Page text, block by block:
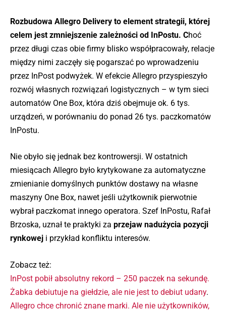
Rozbudowa Allegro Delivery to element strategii, której
celem jest zmniejszenie zależności od InPostu. Choć
przez długi czas obie firmy blisko współpracowały, relacje
między nimi zaczęły się pogarszać po wprowadzeniu
przez InPost podwyżek. W efekcie Allegro przyspieszyło
rozwój własnych rozwiązań logistycznych – w tym sieci
automatów One Box, która dziś obejmuje ok. 6 tys.
urządzeń, w porównaniu do ponad 26 tys. paczkomatów
InPostu.
Nie obyło się jednak bez kontrowersji. W ostatnich
miesiącach Allegro było krytykowane za automatyczne
zmienianie domyślnych punktów dostawy na własne
maszyny One Box, nawet jeśli użytkownik pierwotnie
wybrał paczkomat innego operatora. Szef InPostu, Rafał
Brzoska, uznał te praktyki za przejaw nadużycia pozycji
rynkowej i przykład konfliktu interesów.
Zobacz też:
InPost pobił absolutny rekord – 250 paczek na sekundę.
Żabka debiutuje na giełdzie, ale nie jest to debiut udany.
Allegro chce chronić znane marki. Ale nie użytkowników,